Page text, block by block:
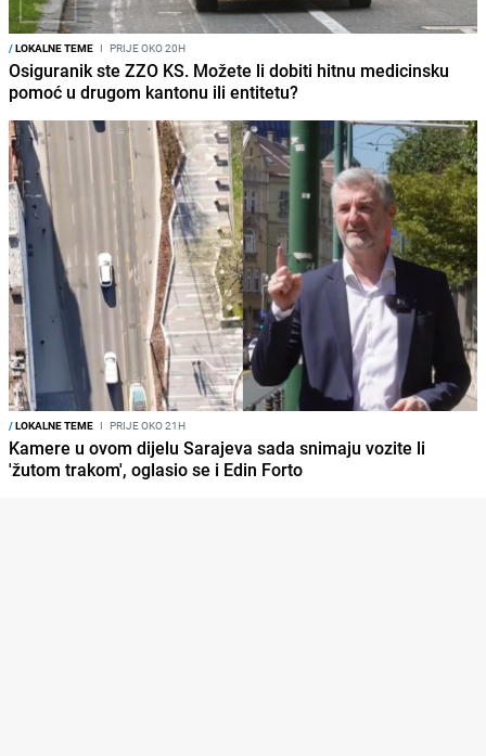
/LOKALNE TEME I PRIJE OKO 20H
Osiguranik ste ZZO KS. Možete li dobiti hitnu medicinsku
pomoć u drugom kantonu ili entitetu?
/LOKALNE TEME I PRIJE OKO 21H
Kamere u ovom dijelu Sarajeva sada snimaju vozite li
'žutom trakom', oglasio se i Edin Forto